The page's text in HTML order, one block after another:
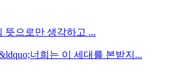
뜻으로만 생각하고 ...
너희는 이 세대를 본받지...